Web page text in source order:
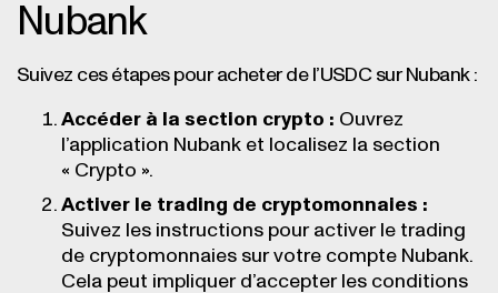
Nubank
Suivez ces étapes pour acheter de l’USDC sur Nubank :
Accéder à la section crypto : Ouvrez
l’application Nubank et localisez la section
« Crypto ».
Activer le trading de cryptomonnaies :
Suivez les instructions pour activer le trading
de cryptomonnaies sur votre compte Nubank.
Cela peut impliquer d’accepter les conditions